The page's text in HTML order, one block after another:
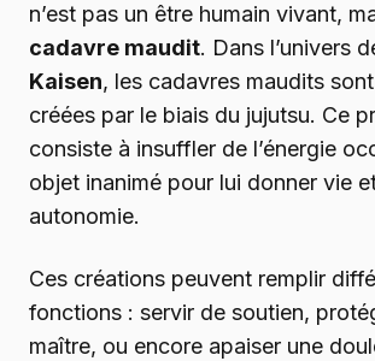
n’est pas un être humain vivant,
cadavre maudit. Dans l’univers
Kaisen, les cadavres maudits
créées par le biais du jujutsu. Ce
consiste à insuffler de l’énergie
objet inanimé pour lui donner vie
autonomie.
Ces créations peuvent remplir
fonctions : servir de soutien,
maître, ou encore apaiser une